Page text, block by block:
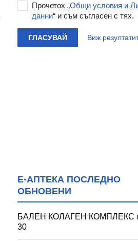
Прочетох „Общи условия и
данни“ и съм съгласен с тях.
ГЛАСУВАЙ Виж
Е-АПТЕКА ПОСЛЕДНО
ОБНОВЕНИ
БАЛЕН КОЛАГЕН КОМПЛЕКС
30